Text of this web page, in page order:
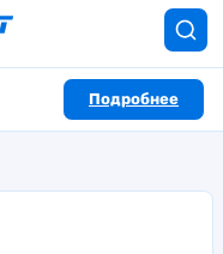
Подробнее